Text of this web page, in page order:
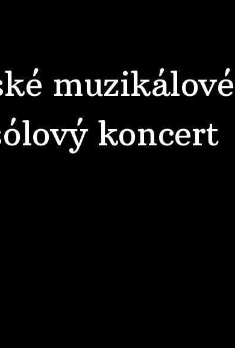
muzikálové
koncert